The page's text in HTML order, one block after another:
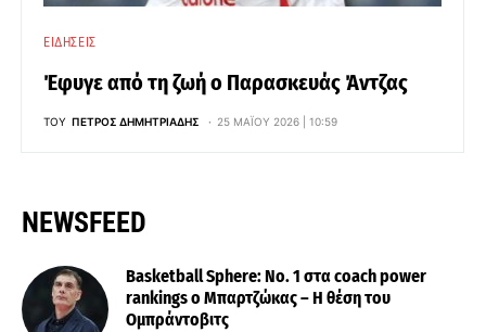
ΕΙΔΉΣΕΙΣ
Έφυγε από τη ζωή ο Παρασκευάς Άντζας
ΤΟΥ ΠΈΤΡΟΣ ΔΗΜΗΤΡΙΆΔΗΣ 25 ΜΑΪ́ΟΥ 2026 | 10:59
NEWSFEED
Basketball Sphere: No. 1 στα coach power
rankings ο Μπαρτζώκας – Η θέση του
Ομπράντοβιτς